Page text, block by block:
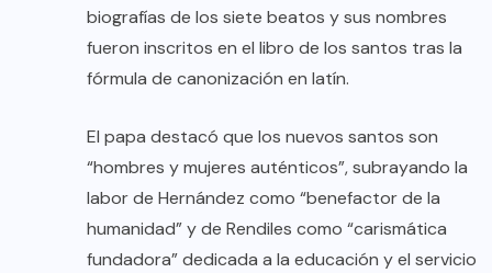
biografías de los siete beatos y sus nombres
fueron inscritos en el libro de los santos tras la
fórmula de canonización en latín.
El papa destacó que los nuevos santos son
“hombres y mujeres auténticos”, subrayando la
labor de Hernández como “benefactor de la
humanidad” y de Rendiles como “carismática
fundadora” dedicada a la educación y el servicio